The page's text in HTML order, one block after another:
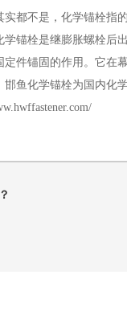
都不是，化学锚栓指
锚栓是继膨胀螺栓后
件锚固的作用。它在
鱼化学锚栓为国内化